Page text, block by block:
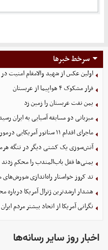
سرخط خبرها
اولین عکس از شهید والامقام امنیت
فرار مشکوک ۴ هواپیما از عربستان
یمن نفت عربستان را زمین زد
میزبانی دو مسابقه آسیایی به ایران
ماجرای اقدام ۱۱ سناتور آمریکایی درمورد جنگ علیه ایران
آتش‌سوزی یک کشتی دیگر در تنگه
یمنی‌ها قفل باب‌المندب را محکم زدند
تد کروز خواستار راه‌اندازی شورش‌های
هشدار ارشدترین ژنرال آمریکا
نگرانی آمریکا از اتحاد بیشتر مردم